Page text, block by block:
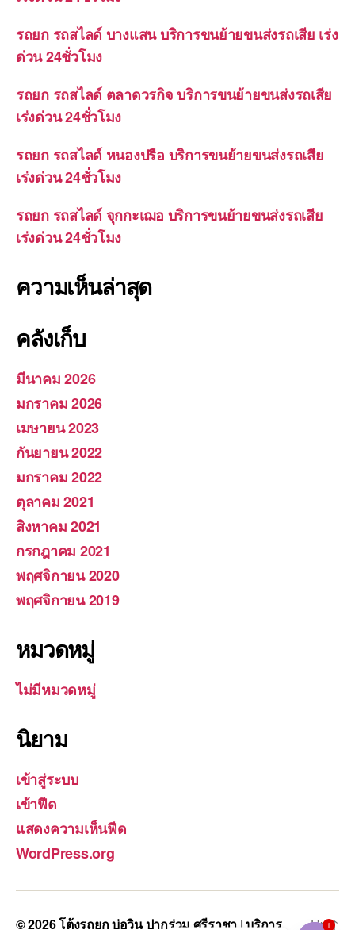
รถยก รถสไลด์ บางแสน บริการขนย้ายขนส่งรถเสีย เร่ง
ด่วน 24ชั่วโมง
รถยก รถสไลด์ ตลาดวรกิจ บริการขนย้ายขนส่งรถเสีย
เร่งด่วน 24ชั่วโมง
รถยก รถสไลด์ หนองปรือ บริการขนย้ายขนส่งรถเสีย
เร่งด่วน 24ชั่วโมง
รถยก รถสไลด์ จุกกะเฌอ บริการขนย้ายขนส่งรถเสีย
เร่งด่วน 24ชั่วโมง
ความเห็นล่าสุด
คลังเก็บ
มีนาคม 2026
มกราคม 2026
เมษายน 2023
กันยายน 2022
มกราคม 2022
ตุลาคม 2021
สิงหาคม 2021
กรกฎาคม 2021
พฤศจิกายน 2020
พฤศจิกายน 2019
หมวดหมู่
ไม่มีหมวดหมู่
นิยาม
เข้าสู่ระบบ
เข้าฟีด
แสดงความเห็นฟีด
WordPress.org
© 2026โต้งรถยก บ่อวิน ปากร่วม ศรีราชา | บริการ Up↑
1